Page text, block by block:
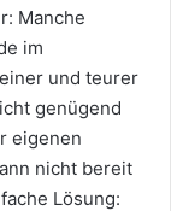
Manche
im
und teurer
genügend
eigenen
nicht bereit
Lösung: